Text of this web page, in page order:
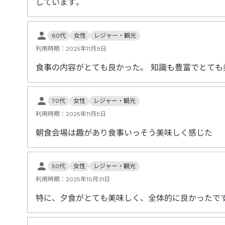
しています。
60代 女性
レジャー・観光
利用時期： 2025年11月9日
食事の内容がとても良かった。 知識も豊富でとても
70代 女性
レジャー・観光
利用時期： 2025年11月5日
朝食会場は趣があり食事いっそう美味しく感じた
50代 女性
レジャー・観光
利用時期： 2025年10月31日
特に、夕食がとても美味しく、全体的に良かったで